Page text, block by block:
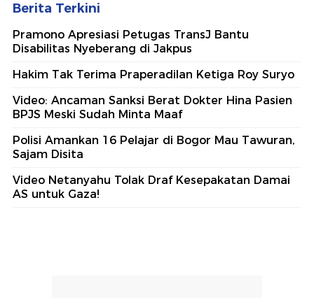
Berita Terkini
Pramono Apresiasi Petugas TransJ Bantu
Disabilitas Nyeberang di Jakpus
Hakim Tak Terima Praperadilan Ketiga Roy Suryo
Video: Ancaman Sanksi Berat Dokter Hina Pasien
BPJS Meski Sudah Minta Maaf
Polisi Amankan 16 Pelajar di Bogor Mau Tawuran,
Sajam Disita
Video Netanyahu Tolak Draf Kesepakatan Damai
AS untuk Gaza!